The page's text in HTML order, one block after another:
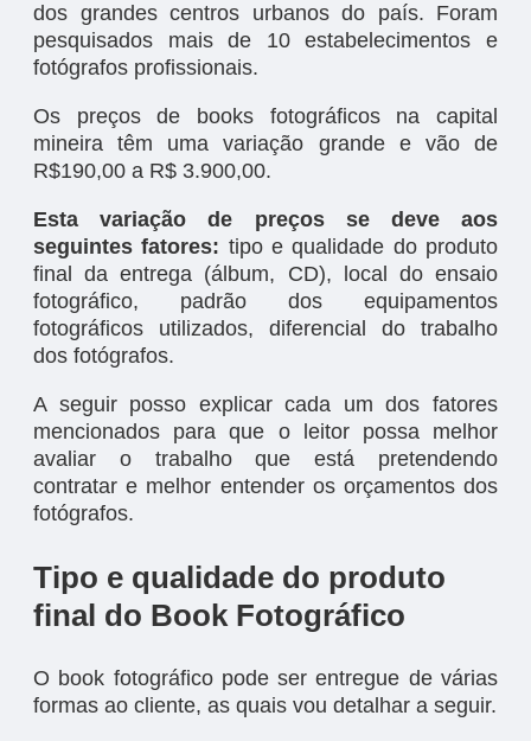
dos grandes centros urbanos do país. Foram
pesquisados mais de 10 estabelecimentos e
fotógrafos profissionais.
Os preços de books fotográficos na capital
mineira têm uma variação grande e vão de
R$190,00 a R$ 3.900,00.
Esta variação de preços se deve aos
seguintes fatores: tipo e qualidade do produto
final da entrega (álbum, CD), local do ensaio
fotográfico, padrão dos equipamentos
fotográficos utilizados, diferencial do trabalho
dos fotógrafos.
A seguir posso explicar cada um dos fatores
mencionados para que o leitor possa melhor
avaliar o trabalho que está pretendendo
contratar e melhor entender os orçamentos dos
fotógrafos.
Tipo e qualidade do produto
final do Book Fotográfico
O book fotográfico pode ser entregue de várias
formas ao cliente, as quais vou detalhar a seguir.